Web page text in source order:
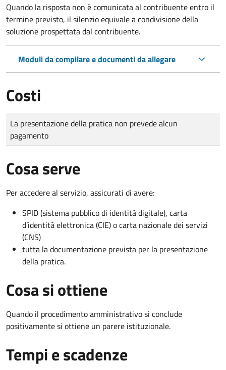
Quando la risposta non è comunicata al contribuente entro il
termine previsto, il silenzio equivale a condivisione della
soluzione prospettata dal contribuente.
Moduli da compilare e documenti da allegare
Costi
Tipo di pagamento
Importo
La presentazione della pratica non prevede alcun
pagamento
Cosa serve
Per accedere al servizio, assicurati di avere:
SPID (sistema pubblico di identità digitale), carta
d’identità elettronica (CIE) o carta nazionale dei servizi
(CNS)
tutta la documentazione prevista per la presentazione
della pratica.
Cosa si ottiene
Quando il procedimento amministrativo si conclude
positivamente si ottiene un parere istituzionale.
Tempi e scadenze